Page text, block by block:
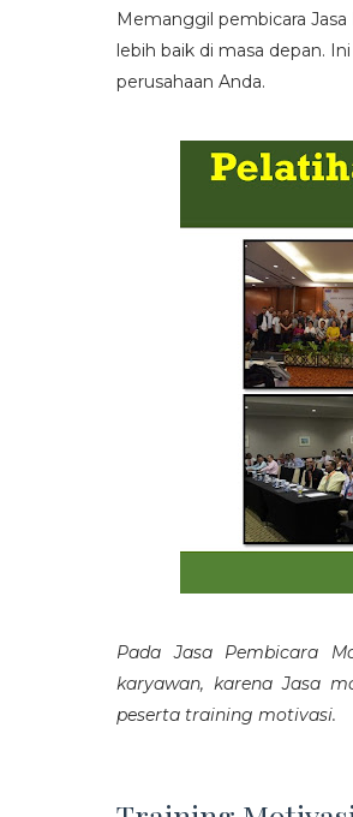
Memanggil pembicara
lebih baik di masa depan.
perusahaan Anda.
Pada Jasa Pembicara
karyawan, karena Jasa
peserta training motivasi.